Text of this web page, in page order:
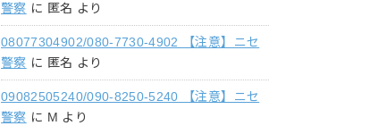
警察 に 匿名 より
08077304902/080-7730-4902 【注意】ニセ
警察 に 匿名 より
09082505240/090-8250-5240 【注意】ニセ
警察 に M より